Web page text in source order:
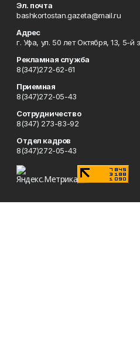
Эл. почта
bashkortostan.gazeta@mail.ru
Адрес
г. Уфа, ул. 50 лет Октября, 13, 5-й
Рекламная служба
8(347)272-62-61
Приемная
8(347)272-05-43
Сотрудничество
8(347) 273-83-92
Отдел кадров
8(347)272-05-43